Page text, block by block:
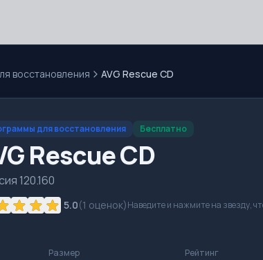
восстановления AVG Rescue CD
для восстановления Бесплатно
Rescue CD
120.160
5.0(1 оценок)Наведите и нажмите на звезду,
Размер Рейтинг